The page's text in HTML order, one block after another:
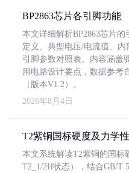
BP2863芯片各引脚功能
本文详细解析BP2863芯片
定义、典型电压/电流值、
引脚参数对照表。内容涵盖
用电路设计要点，数据参考
（版本V1.2）。
2026年8月4日
T2紫铜国标硬度及力学
本文系统解读T2紫铜的国标
T2_1/2H状态），结合GB/T